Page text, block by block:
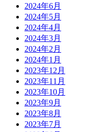
2024年6月
2024年5月
2024年4月
2024年3月
2024年2月
2024年1月
2023年12月
2023年11月
2023年10月
2023年9月
2023年8月
2023年7月